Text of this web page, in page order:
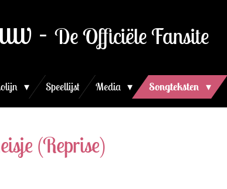
- De Officiële Fansite
Speellijst Media Songteksten
(Reprise)